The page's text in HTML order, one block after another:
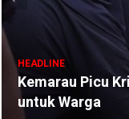
HEADLINE
Kemarau Picu
untuk Warga